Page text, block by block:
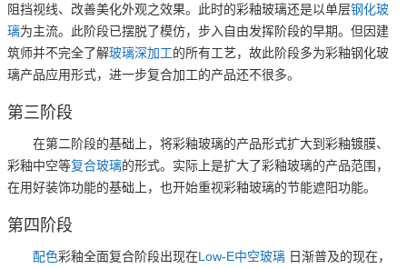
阻挡视线、改善美化外观之效果。此时的彩釉玻璃还是以单层钢化玻
璃为主流。此阶段已摆脱了模仿，步入自由发挥阶段的早期。但因建
筑师并不完全了解玻璃深加工的所有工艺，故此阶段多为彩釉钢化玻
璃产品应用形式，进一步复合加工的产品还不很多。
第三阶段
在第二阶段的基础上，将彩釉玻璃的产品形式扩大到彩釉镀膜、
彩釉中空等复合玻璃的形式。实际上是扩大了彩釉玻璃的产品范围，
在用好装饰功能的基础上，也开始重视彩釉玻璃的节能遮阳功能。
第四阶段
配色彩釉全面复合阶段出现在Low-E中空玻璃 日渐普及的现在，